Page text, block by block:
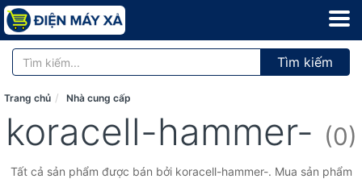
Tìm kiếm
Trang chủ Nhà cung cấp
koracell-hammer- (0)
Tất cả sản phẩm được bán bởi koracell-hammer-. Mua sản phẩm